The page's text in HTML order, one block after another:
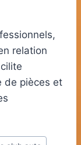
relation
de pièces et